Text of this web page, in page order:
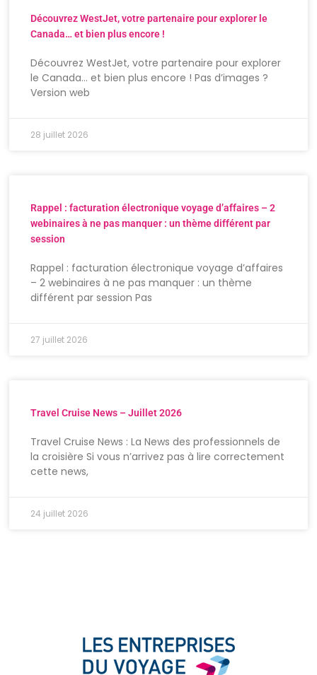
Découvrez WestJet, votre partenaire pour explorer le
Canada… et bien plus encore !
Découvrez WestJet, votre partenaire pour explorer
le Canada… et bien plus encore ! Pas d’images ?
Version web
28 juillet 2026
Rappel : facturation électronique voyage d’affaires – 2
webinaires à ne pas manquer : un thème différent par
session
Rappel : facturation électronique voyage d’affaires
– 2 webinaires à ne pas manquer : un thème
différent par session Pas
27 juillet 2026
Travel Cruise News – Juillet 2026
Travel Cruise News : La News des professionnels de
la croisière Si vous n’arrivez pas à lire correctement
cette news,
24 juillet 2026